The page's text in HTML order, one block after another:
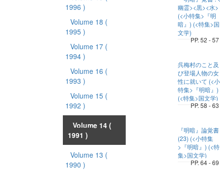
1996 )
Volume 18 (
1995 )
Volume 17 (
1994 )
Volume 16 (
1993 )
Volume 15 (
1992 )
Volume 14 (
1991 )
Volume 13 (
1990 )
幽霊><黒><水>
(<小特集>『明
暗』) (<特集>国
文学)
PP. 52 - 57
呉梅村のこと及
び登場人物の女
性に就いて (<小
特集>『明暗』)
(<特集>国文学)
PP. 58 - 63
『明暗』論覚書
(23) (<小特集
>『明暗』) (<特
集>国文学)
PP. 64 - 69